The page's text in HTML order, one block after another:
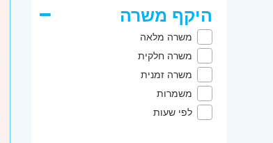
היקף משרה
משרה מלאה
משרה חלקית
משרה זמנית
משמרות
לפי שעות